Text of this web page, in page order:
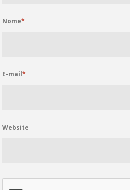
Nome*
E-mail*
Website